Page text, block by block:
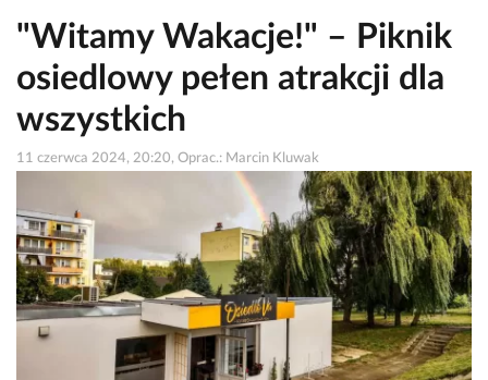
"Witamy Wakacje!" – Piknik
osiedlowy pełen atrakcji dla
wszystkich
11 czerwca 2024, 20:20, Oprac.: Marcin Kluwak